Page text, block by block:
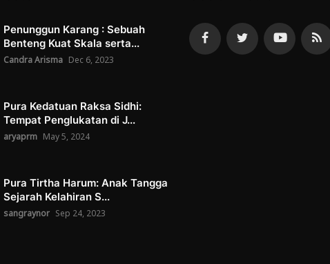
Penunggun Karang : Sebuah
Benteng Kuat Skala serta...
Candra Arisma Dec 6, 2023
Pura Kedatuan Raksa Sidhi:
Tempat Penglukatan di J...
aryaprm May 5, 2024
Pura Tirtha Harum: Anak Tangga
Sejarah Kelahiran S...
sangraynor Sep 24, 2023